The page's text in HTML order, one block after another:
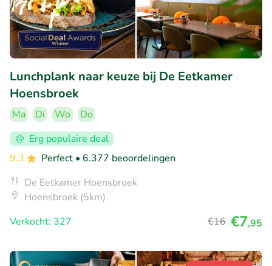
Lunchplank naar keuze bij De Eetkamer
Hoensbroek
Ma Di Wo
Do
Erg populaire deal
9.3
Perfect • 6.377 beoordelingen
De Eetkamer Hoensbroek
Hoensbroek (5km)
Verkocht: 327
€16 €7,95